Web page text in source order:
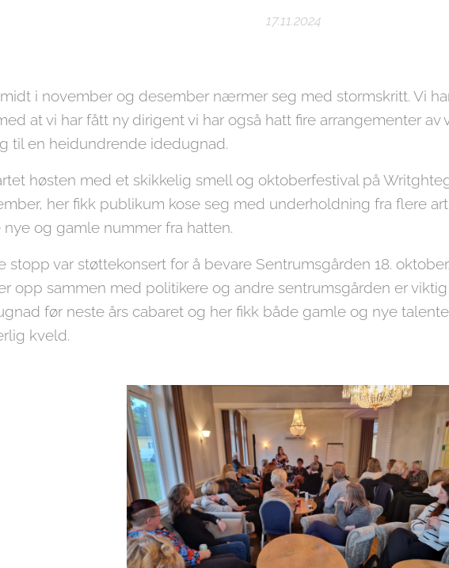
17.11.2024
i november og desember nærmer seg med stormskritt. Vi
at vi har fått ny dirigent vi har også hatt fire arrangementer av
til en heidundrende idedugnad.
høsten med et skikkelig smell og oktoberfestival på
her fikk publikum kose seg med underholdning fra flere
nye og gamle nummer fra hatten.
stopp var støttekonsert for å bevare Sentrumsgården 18.
opp sammen med politikere og andre sentrumsgården er
før neste års cabaret og her fikk både gamle og nye
kveld.